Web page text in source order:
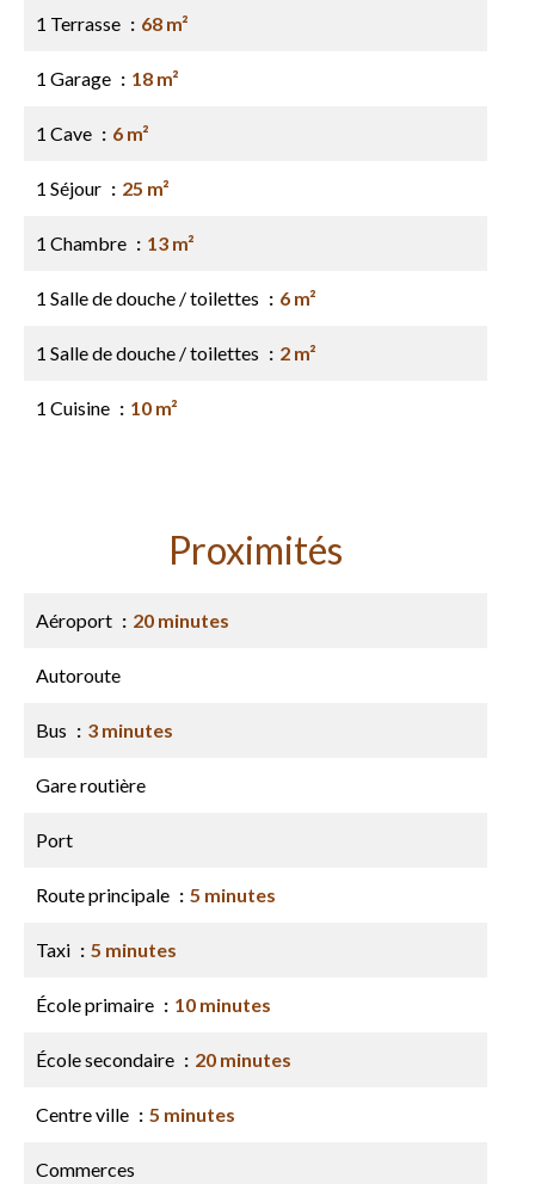
1 Terrasse 68 m²
1 Garage 18 m²
1 Cave 6 m²
1 Séjour 25 m²
1 Chambre 13 m²
1 Salle de douche / toilettes 6 m²
1 Salle de douche / toilettes 2 m²
1 Cuisine 10 m²
Proximités
Aéroport 20 minutes
Autoroute
Bus 3 minutes
Gare routière
Port
Route principale 5 minutes
Taxi 5 minutes
École primaire 10 minutes
École secondaire 20 minutes
Centre ville 5 minutes
Commerces